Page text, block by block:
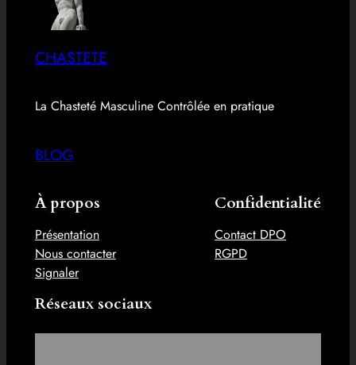
CHASTETE
La Chasteté Masculine Contrôlée en pratique
BLOG
À propos
Présentation
Nous contacter
Signaler
Confidentialité
Contact DPO
RGPD
Réseaux sociaux